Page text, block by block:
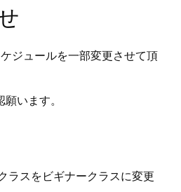
ジュールを一部変更させて頂
います。
スをビギナークラスに変更